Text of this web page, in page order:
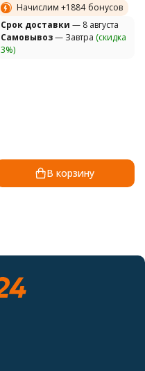
Начислим +1884 бонусов
Cрок доставки — 8 августа
Самовывоз— Завтра (скидка
3%)
В корзину